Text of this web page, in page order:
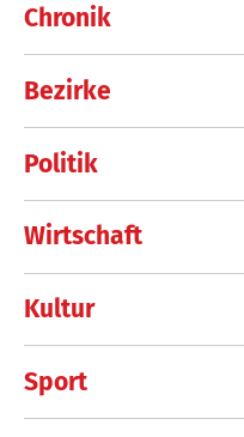
Chronik
Bezirke
Politik
Wirtschaft
Kultur
Sport